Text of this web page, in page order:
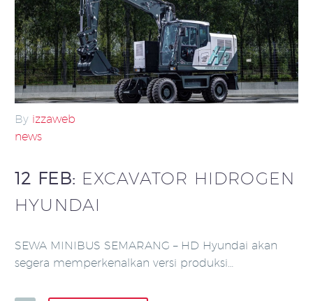
By izzaweb
news
12 FEB: EXCAVATOR HIDROGEN
HYUNDAI
SEWA MINIBUS SEMARANG – HD Hyundai akan
segera memperkenalkan versi produksi…